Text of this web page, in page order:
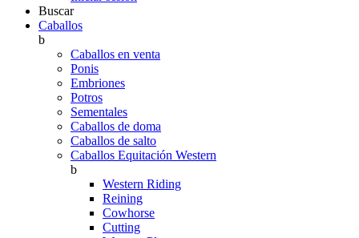
Buscar
Caballos
b
Caballos en venta
Ponis
Embriones
Potros
Sementales
Caballos de doma
Caballos de salto
Caballos Equitación Western
b
Western Riding
Reining
Cowhorse
Cutting